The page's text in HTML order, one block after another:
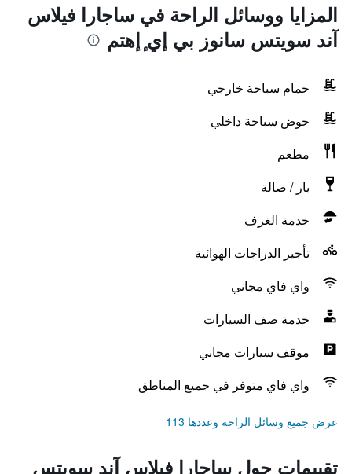
المزايا ووسائل الراحة في ساجارا فيلاس
آند سويتس سانوز بي إي ٕإهتم
حمام سباحة خارجي
حوض سباحة داخلي
مطعم
بار / صالة
خدمة الغرف
تأجير الدراجات الهوائية
واي فاي مجاني
خدمة صف السيارات
موقف سيارات مجاني
واي فاي متوفر في جميع المناطق
عرض جميع وسائل الراحة وعددها 113
تقييمات حول ساجارا فيلاس آند سويتس